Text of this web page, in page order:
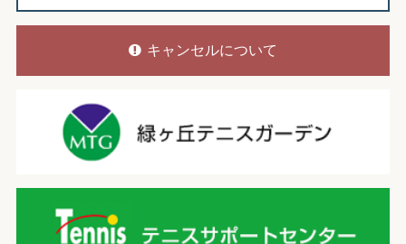
キャンセルについて